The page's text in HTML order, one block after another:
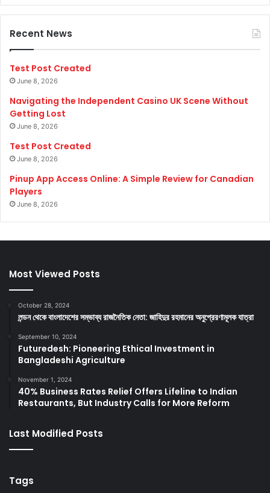
Recent News
Test Post Created
June 8, 2026
Navigating the Independent Casino UK Scene Without
Getting Lost
June 8, 2026
Test Post Created
June 8, 2026
Pinup App Access Online: A Simple Review for Canadian
Players
June 8, 2026
Most Viewed Posts
October 28, 2024
লন্ডন থেকে বাংলাদেশের সম্ভাব্য রাজনৈতিক নেতা: জাহিদুর রহমানের অনুপ্রেরণামূলক যাত্রা
September 10, 2024
Futuredesh: Pioneering Ethical Investment in
Bangladeshi Agriculture
November 1, 2024
40% Business Rates Relief Offers Lifeline to Indian
Restaurants, But Industry Calls for More Reform
Last Modified Posts
Tags